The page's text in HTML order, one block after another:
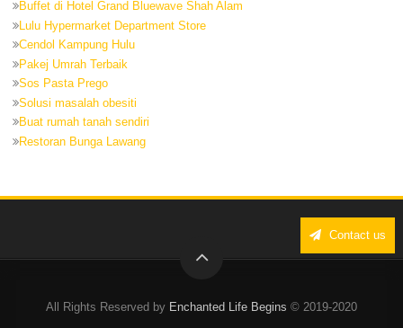
Buffet di Hotel Grand Bluewave Shah Alam
Lulu Hypermarket Department Store
Cendol Kampung Hulu
Pakej Umrah Terbaik
Sos Pasta Prego
Solusi masalah obesiti
Buat rumah tanah sendiri
Restoran Bunga Lawang
Contact us
All Rights Reserved by Enchanted Life Begins © 2019-2020